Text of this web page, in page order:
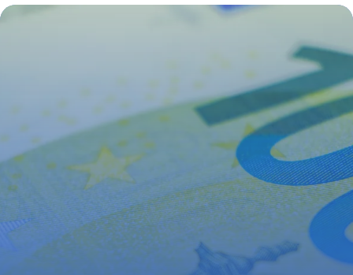
16 juin 2026